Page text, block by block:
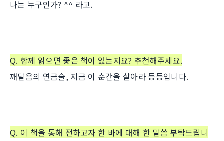
나는 누구인가? ^^ 라고.
Q. 함께 읽으면 좋은 책이 있는지요? 추천해주세요.
깨달음의 연금술, 지금 이 순간을 살아라 등등입니다.
Q. 이 책을 통해 전하고자 한 바에 대해 한 말씀 부탁드립니